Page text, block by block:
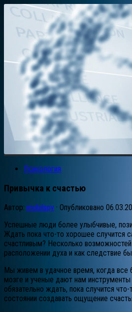
Психология
Привычка к счастью
Автор: mobilspy · Опубликовано
Успешные люди более улыбчивые,
Ждать пока что-то хорошее случится
счастливым? Несколько
расположении духа и как следствие
Мы живем в удачное время, когда
мозге и ученые дают нам
обязательно ждать, пока случится
состоянии создавать ощущение